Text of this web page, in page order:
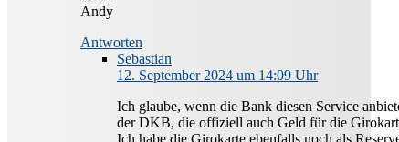
Andy
Antworten
Sebastian
12. September 2024 um 14:09 Uhr
Ich glaube, wenn die Bank diesen Service
der DKB, die offiziell auch Geld für die
Ich habe die Girokarte ebenfalls noch als